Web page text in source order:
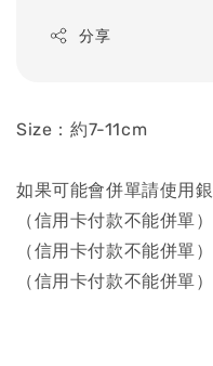
分享
Size：約7-11cm
如果可能會併單請使用
（信用卡付款不能併單）
（信用卡付款不能併單）
（信用卡付款不能併單）